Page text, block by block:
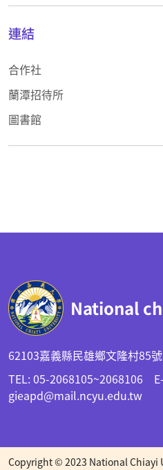
連結
合作社
蘭潭招待所
圖書館
National
62103嘉義縣民雄鄉文隆村85
TEL: 05-2068105~2068106
gieapd@mail.ncyu.edu.tw
Copyright © 2023 National Chiayi